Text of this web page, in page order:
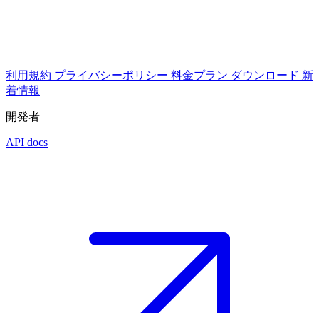
利用規約 プライバシーポリシー 料金プラン ダウンロード 新
着情報
開発者
API docs